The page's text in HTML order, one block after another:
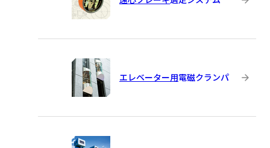
エレベーター用電磁クランパ